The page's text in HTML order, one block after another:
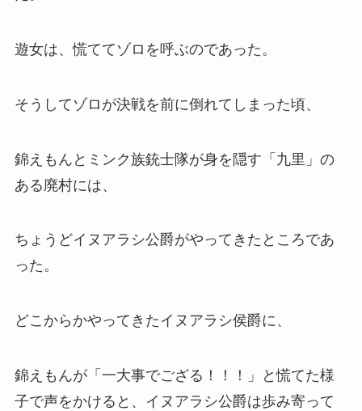
遊女は、慌ててゾロを呼ぶのであった。
そうしてゾロが決戦を前に倒れてしまった頃、
錦えもんとミンク族銃士隊が身を隠す「九里」の
ある廃村には、
ちょうどイヌアラシ公爵がやってきたところであ
った。
どこからかやってきたイヌアラシ侯爵に、
錦えもんが「一大事でござる！！！」と慌てた様
子で声をかけると、イヌアラシ公爵は歩み寄って